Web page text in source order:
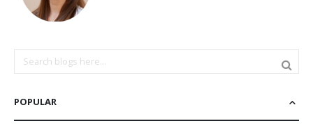
POPULAR